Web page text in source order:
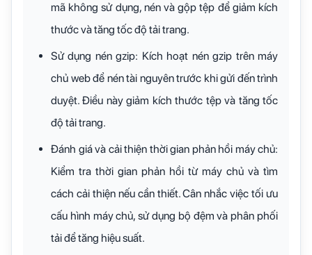
mã không sử dụng, nén và gộp tệp để giảm kích
thước và tăng tốc độ tải trang.
Sử dụng nén gzip: Kích hoạt nén gzip trên máy
chủ web để nén tài nguyên trước khi gửi đến trình
duyệt. Điều này giảm kích thước tệp và tăng tốc
độ tải trang.
Đánh giá và cải thiện thời gian phản hồi máy chủ:
Kiểm tra thời gian phản hồi từ máy chủ và tìm
cách cải thiện nếu cần thiết. Cân nhắc việc tối ưu
cấu hình máy chủ, sử dụng bộ đệm và phân phối
tải để tăng hiệu suất.